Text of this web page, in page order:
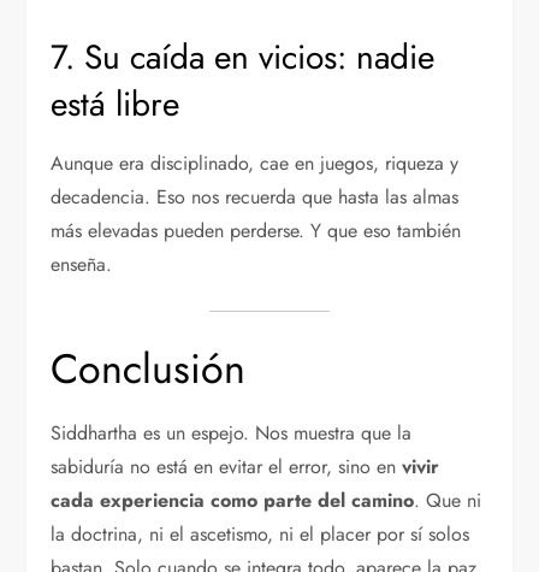
7. Su caída en vicios: nadie
está libre
Aunque era disciplinado, cae en juegos, riqueza y
decadencia. Eso nos recuerda que hasta las almas
más elevadas pueden perderse. Y que eso también
enseña.
Conclusión
Siddhartha es un espejo. Nos muestra que la
sabiduría no está en evitar el error, sino envivir
cada experiencia como parte del camino. Que ni
la doctrina, ni el ascetismo, ni el placer por sí solos